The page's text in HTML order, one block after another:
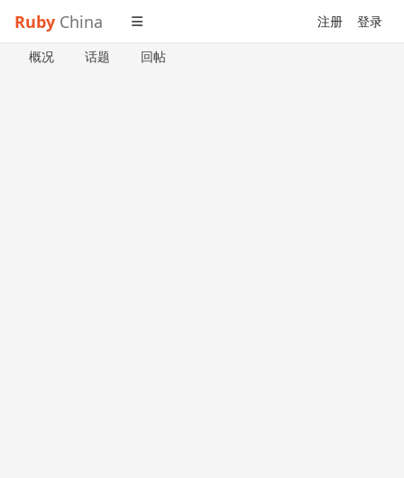
Ruby China 注册 登录
概况 话题 回帖